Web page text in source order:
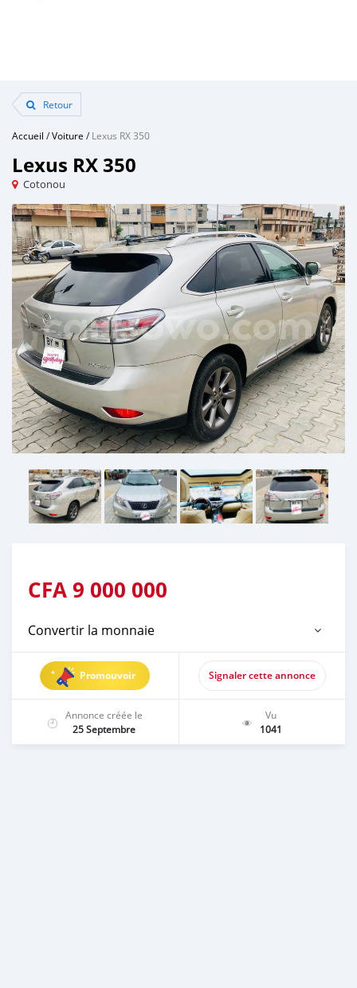
Retour
Accueil /Voiture /Lexus RX 350
Lexus RX 350
Cotonou
CFA9 000 000
Convertir la monnaie
Promouvoir Signaler cette annonce
Annonce créée le
25 Septembre
Vu
1041